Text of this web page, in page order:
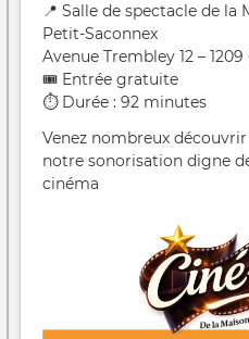
📍 Salle de spectacle de la
Petit-Saconnex
Avenue Trembley 12 – 1209
🎟️ Entrée gratuite
⏱️ Durée : 92 minutes
Venez nombreux
notre sonorisation digne
cinéma